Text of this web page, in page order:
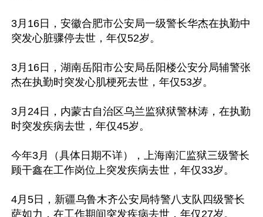
3月16日，安徽合肥市公安局一级警长华杰在执勤中
突发心脏骤停去世，年仅52岁。
3月16日，湖南岳阳市公安局岳阳楼公安分局辅警张
杰在执勤时突发心肌梗死去世，年仅53岁。
3月24日，内蒙古自治区乌兰监狱狱警林涛，在执勤
时突发疾病去世，年仅45岁。
今年3月（具体日期不详），上海南汇监狱三级警长
顾干鑫在工作岗位上突发疾病去世，年仅33岁。
4月5日，新疆乌鲁木齐公安局特警八支队四级警长
萨如力，在工作期间突发疾病去世，年仅27岁。